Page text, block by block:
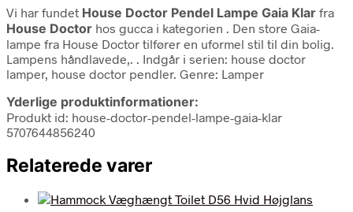
Vi har fundet House Doctor Pendel Lampe Gaia Klar fra
House Doctor hos gucca i kategorien . Den store Gaia-
lampe fra House Doctor tilfører en uformel stil til din bolig.
Lampens håndlavede,. . Indgår i serien: house doctor
lamper, house doctor pendler. Genre: Lamper
Yderlige produktinformationer:
Produkt id: house-doctor-pendel-lampe-gaia-klar
5707644856240
Relaterede varer